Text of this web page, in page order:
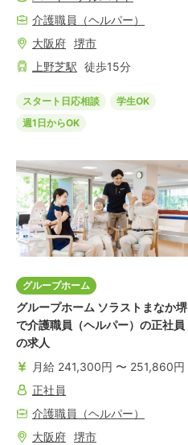
介護職員（ヘルパー）
大阪府 堺市
上野芝駅 徒歩15分
スタート日応相談
学生OK
週1日からOK
グループホーム
グループホーム ソラストまなか堺
で介護職員（ヘルパー）の正社員
の求人
月給 241,300円 〜 251,860円
正社員
介護職員（ヘルパー）
大阪府 堺市